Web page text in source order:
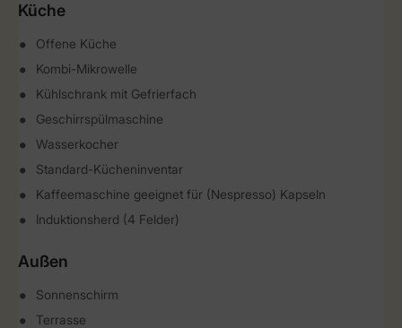
Küche
Offene Küche
Kombi-Mikrowelle
Kühlschrank mit Gefrierfach
Geschirrspülmaschine
Wasserkocher
Standard-Kücheninventar
Kaffeemaschine geeignet für (Nespresso) Kapseln
Induktionsherd (4 Felder)
Außen
Sonnenschirm
Terrasse